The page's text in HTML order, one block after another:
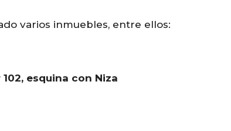
varios inmuebles, entre ellos:
esquina con Niza